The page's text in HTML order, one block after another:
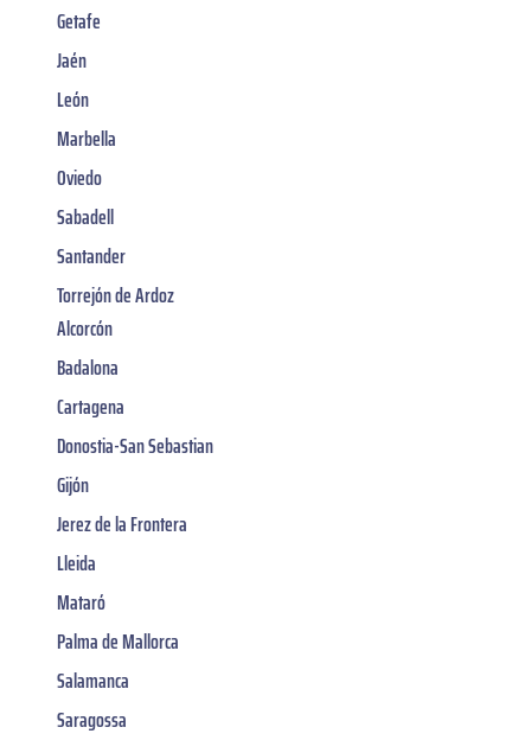
Getafe
Jaén
León
Marbella
Oviedo
Sabadell
Santander
Torrejón de Ardoz
Alcorcón
Badalona
Cartagena
Donostia-San Sebastian
Gijón
Jerez de la Frontera
Lleida
Mataró
Palma de Mallorca
Salamanca
Saragossa